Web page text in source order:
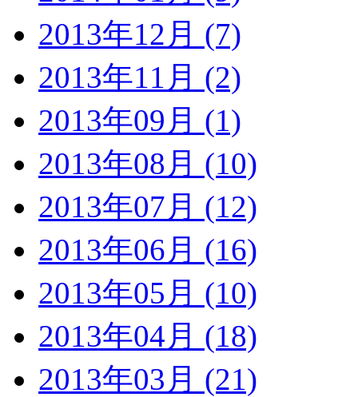
2013年12月 (7)
2013年11月 (2)
2013年09月 (1)
2013年08月 (10)
2013年07月 (12)
2013年06月 (16)
2013年05月 (10)
2013年04月 (18)
2013年03月 (21)